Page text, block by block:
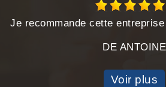
Je recommande cette
DE ANTOINE
Voir plus